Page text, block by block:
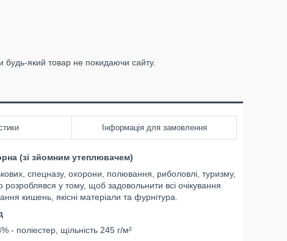
будь-який товар не покидаючи сайту.
Інформація для замовлення
(зі зйомним утеплювачем)
спецназу, охорони, полювання, риболовлі, туризму,
у тому, щоб задовольнити всі очікування
кишень, якісні матеріали та фурнітура.
- поліестер, щільність 245 г/м²